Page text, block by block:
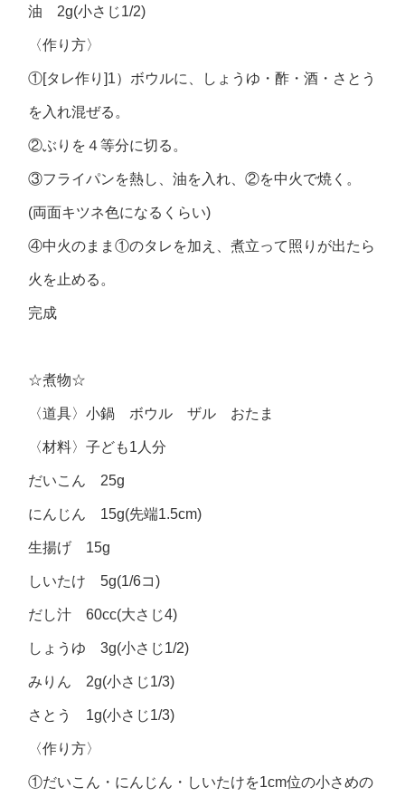
油 2g(小さじ1/2)
〈作り方〉
①[タレ作り]1）ボウルに、しょうゆ・酢・酒・さとう
を入れ混ぜる。
②ぶりを４等分に切る。
③フライパンを熱し、油を入れ、②を中火で焼く。
(両面キツネ色になるくらい)
④中火のまま①のタレを加え、煮立って照りが出たら
火を止める。
完成
☆煮物☆
〈道具〉小鍋 ボウル ザル おたま
〈材料〉子ども1人分
だいこん 25g
にんじん 15g(先端1.5cm)
生揚げ 15g
しいたけ 5g(1/6コ)
だし汁 60cc(大さじ4)
しょうゆ 3g(小さじ1/2)
みりん 2g(小さじ1/3)
さとう 1g(小さじ1/3)
〈作り方〉
①だいこん・にんじん・しいたけを1cm位の小さめの